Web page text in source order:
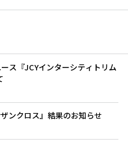
ス『JCYインターシティトリム
ンクロス』結果のお知らせ